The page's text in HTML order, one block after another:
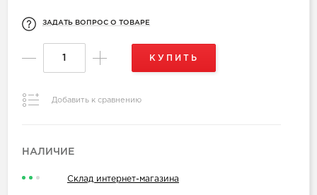
ЗАДАТЬ ВОПРОС О ТОВАРЕ
КУПИТЬ
Добавить к сравнению
НАЛИЧИЕ
Склад интернет-магазина